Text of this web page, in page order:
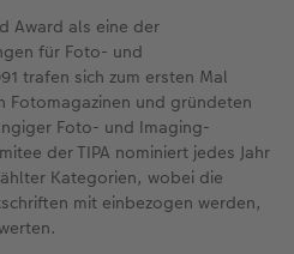
Award als eine der
für Foto- und
trafen sich zum ersten Mal
Fotomagazinen und gründeten
Foto- und Imaging-
der TIPA nominiert jedes Jahr
Kategorien, wobei die
mit einbezogen werden,